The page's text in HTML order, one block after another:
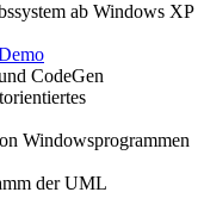
ab Windows XP
CodeGen
Windowsprogrammen
der UML